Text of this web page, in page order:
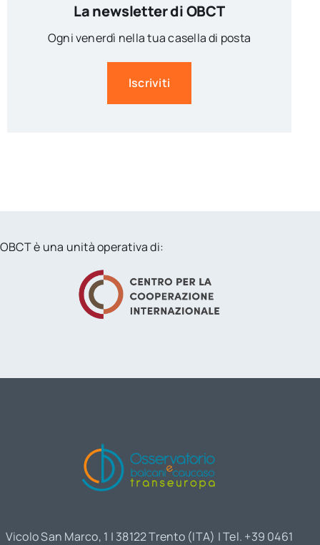
La newsletter di OBCT
Ogni venerdì nella tua casella di posta
Iscriviti
OBCT è una unità operativa di:
Vicolo San Marco, 1 | 38122 Trento (ITA) | Tel. +39 0461